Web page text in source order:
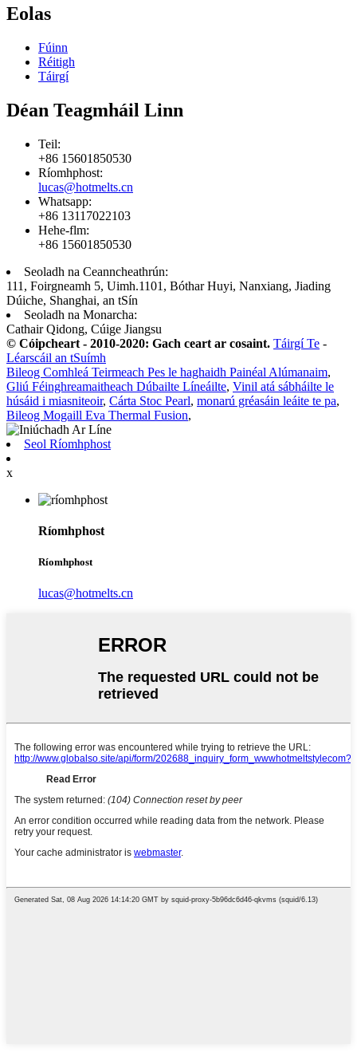
Eolas
Fúinn
Réitigh
Táirgí
Déan Teagmháil Linn
Teil:
+86 15601850530
Ríomhphost:
lucas@hotmelts.cn
Whatsapp:
+86 13117022103
Hehe-flm:
+86 15601850530
Seoladh na Ceanncheathrún:
111, Foirgneamh 5, Uimh.1101, Bóthar Huyi, Nanxiang, Jiading
Dúiche, Shanghai, an tSín
Seoladh na Monarcha:
Cathair Qidong, Cúige Jiangsu
© Cóipcheart - 2010-2020: Gach ceart ar cosaint. Táirgí Te -
Léarscáil an tSuímh
Bileog Comhleá Teirmeach Pes le haghaidh Painéal Alúmanaim,
Gliú Féinghreamaitheach Dúbailte Líneáilte, Vinil atá sábháilte le
húsáid i miasniteoir, Cárta Stoc Pearl, monarú gréasáin leáite te pa,
Bileog Mogaill Eva Thermal Fusion,
Seol Ríomhphost
x
Ríomhphost
Ríomhphost
lucas@hotmelts.cn